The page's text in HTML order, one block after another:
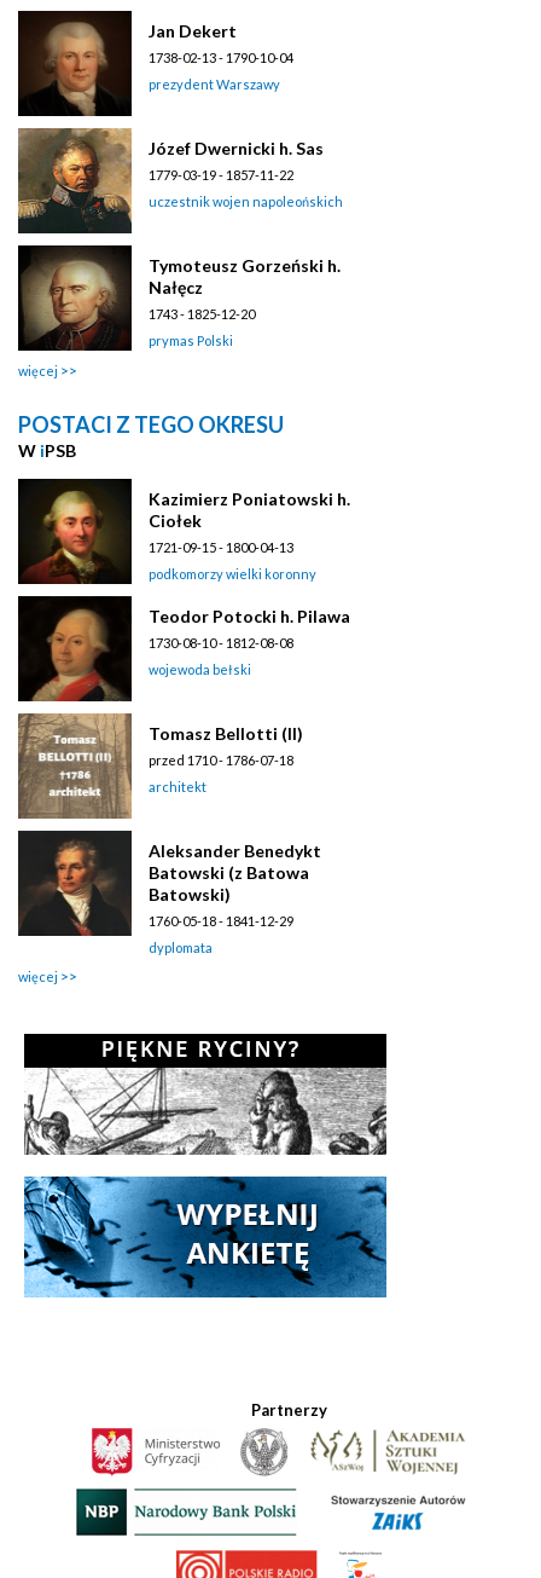
Jan Dekert
1738-02-13 - 1790-10-04
prezydent Warszawy
Józef Dwernicki h. Sas
1779-03-19 - 1857-11-22
uczestnik wojen napoleońskich
Tymoteusz Gorzeński h.
Nałęcz
1743 - 1825-12-20
prymas Polski
więcej
POSTACI Z TEGO OKRESU
W iPSB
Kazimierz Poniatowski h.
Ciołek
1721-09-15 - 1800-04-13
podkomorzy wielki koronny
Teodor Potocki h. Pilawa
1730-08-10 - 1812-08-08
wojewoda bełski
Tomasz Bellotti (II)
przed 1710 - 1786-07-18
architekt
Aleksander Benedykt
Batowski (z Batowa
Batowski)
1760-05-18 - 1841-12-29
dyplomata
więcej
Partnerzy